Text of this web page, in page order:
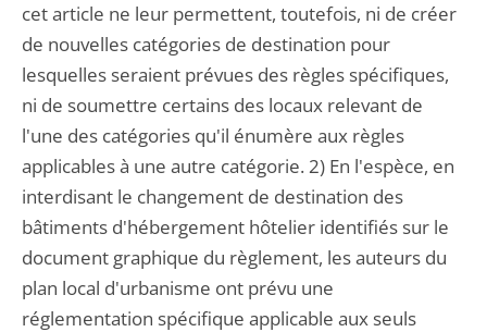
cet article ne leur permettent, toutefois, ni de créer
de nouvelles catégories de destination pour
lesquelles seraient prévues des règles spécifiques,
ni de soumettre certains des locaux relevant de
l'une des catégories qu'il énumère aux règles
applicables à une autre catégorie. 2) En l'espèce, en
interdisant le changement de destination des
bâtiments d'hébergement hôtelier identifiés sur le
document graphique du règlement, les auteurs du
plan local d'urbanisme ont prévu une
réglementation spécifique applicable aux seuls